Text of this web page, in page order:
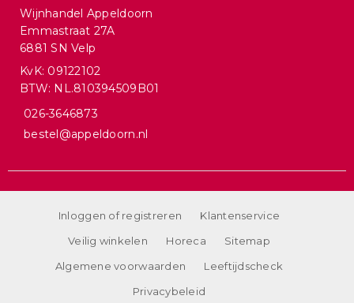
Wijnhandel Appeldoorn
Emmastraat 27A
6881 SN Velp
KvK: 09122102
BTW: NL.810394509B01
026-3646873
bestel@appeldoorn.nl
Inloggen of registreren
Klantenservice
Veilig winkelen
Horeca
Sitemap
Algemene voorwaarden
Leeftijdscheck
Privacybeleid